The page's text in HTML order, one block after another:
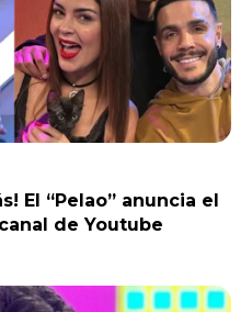
El “Pelao” anuncia el
de Youtube